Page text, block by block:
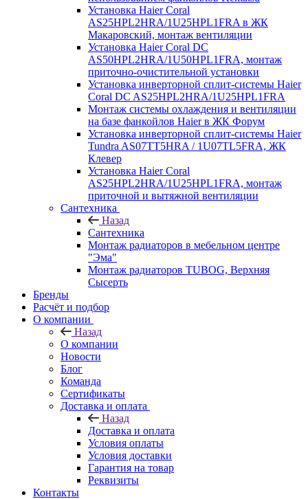
Установка Haier Coral
AS25HPL2HRA/1U25HPL1FRA в ЖК
Макаровский, монтаж вентиляции
Установка Haier Coral DC
AS50HPL2HRA/1U50HPL1FRA, монтаж
приточно-очистительной установки
Установка инверторной сплит-системы Haier
Coral DC AS25HPL2HRA/1U25HPL1FRA
Монтаж системы охлаждения и вентиляции
на базе фанкойлов Haier в ЖК Форум
Установка инверторной сплит-системы Haier
Tundra AS07TT5HRA / 1U07TL5FRA, ЖК
Клевер
Установка Haier Coral
AS25HPL2HRA/1U25HPL1FRA, монтаж
приточной и вытяжной вентиляции
Сантехника
Назад
Сантехника
Монтаж радиаторов в мебельном центре
"Эма"
Монтаж радиаторов TUBOG, Верхняя
Сысерть
Бренды
Расчёт и подбор
О компании
Назад
О компании
Новости
Блог
Команда
Сертификаты
Доставка и оплата
Назад
Доставка и оплата
Условия оплаты
Условия доставки
Гарантия на товар
Реквизиты
Контакты